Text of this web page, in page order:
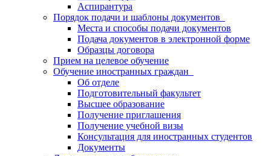
Аспирантура
Порядок подачи и шаблоны документов
Места и способы подачи документов
Подача документов в электронной форме
Образцы договора
Прием на целевое обучение
Обучение иностранных граждан
Об отделе
Подготовительный факультет
Высшее образование
Получение приглашения
Получение учебной визы
Консультация для иностранных студентов
Документы